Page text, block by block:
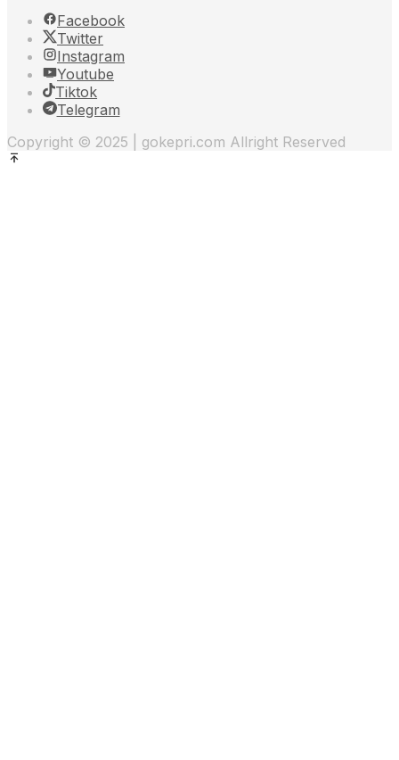
Facebook
Twitter
Instagram
Youtube
Tiktok
Telegram
Copyright © 2025 | gokepri.com Allright Reserved